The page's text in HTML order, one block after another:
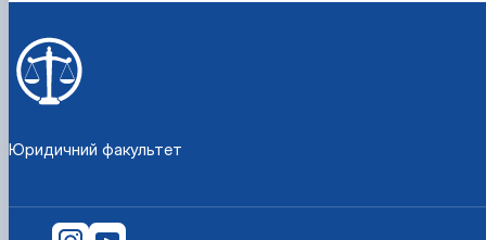
Юридичний факультет